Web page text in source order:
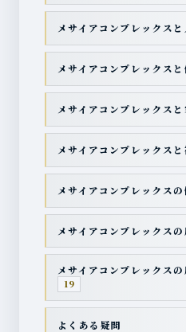
メサイアコンプレックス
メサイアコンプレックスと
メサイアコンプレックス
メサイアコンプレックスと
メサイアコンプレックスの
メサイアコンプレックスの
メサイアコンプレックス
19
よくある疑問